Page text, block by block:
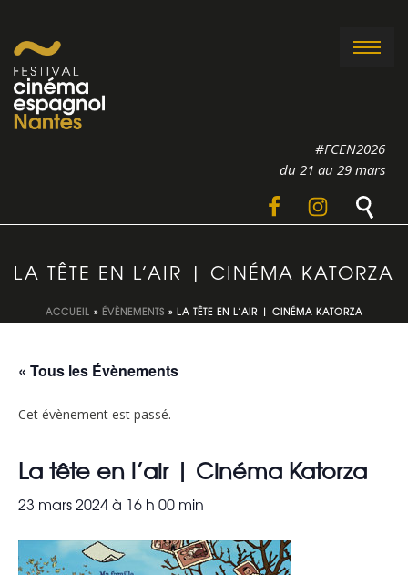
#FCEN2026
du 21 au 29 mars
LA TÊTE EN L’AIR | CINÉMA KATORZA
ACCUEIL » ÉVÈNEMENTS » LA TÊTE EN L’AIR | CINÉMA KATORZA
« Tous les Évènements
Cet évènement est passé.
La tête en l’air | Cinéma Katorza
23 mars 2024 à 16 h 00 min